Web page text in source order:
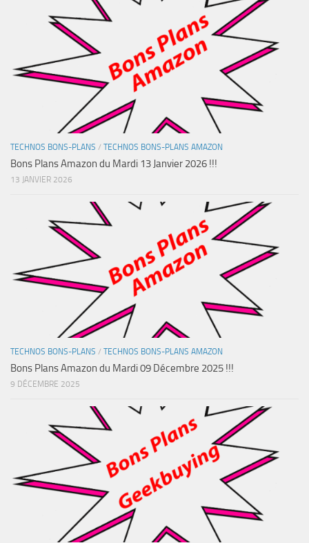
TECHNOS BONS-PLANS / TECHNOS BONS-PLANS AMAZON
Bons Plans Amazon du Mardi 13 Janvier 2026 !!!
13 JANVIER 2026
TECHNOS BONS-PLANS / TECHNOS BONS-PLANS AMAZON
Bons Plans Amazon du Mardi 09 Décembre 2025 !!!
9 DÉCEMBRE 2025